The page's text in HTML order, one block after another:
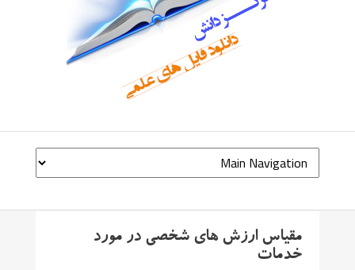
مقیاس ارزش های شخصی در مورد
خدمات